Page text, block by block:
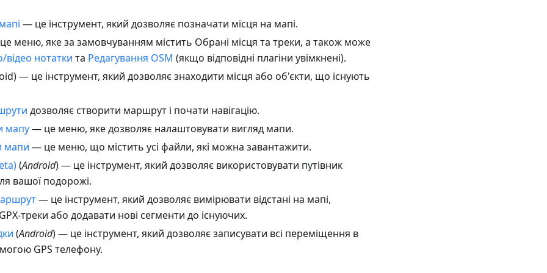
— це інструмент, який дозволяє позначати місця на мапі.
меню, яке за замовчуванням містить Обрані місця та треки, а також може
відео нотатки та Редагування OSM (якщо відповідні плагіни увімкнені).
— це інструмент, який дозволяє знаходити місця або об'єкти, що існують
дозволяє створити маршрут і почати навігацію.
мапу— це меню, яке дозволяє налаштовувати вигляд мапи.
мапи — це меню, що містить усі файли, які можна завантажити.
(Android) — це інструмент, який дозволяє використовувати путівник
вашої подорожі.
— це інструмент, який дозволяє вимірювати відстані на мапі,
треки або додавати нові сегменти до існуючих.
(Android) — це інструмент, який дозволяє записувати всі переміщення в
GPS телефону.